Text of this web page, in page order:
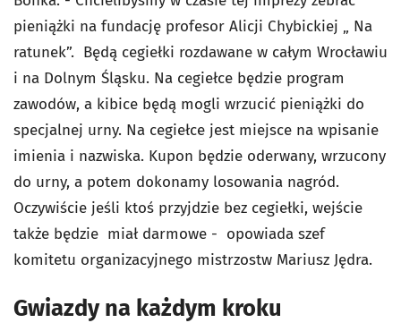
pieniążki na fundację profesor Alicji Chybickiej „ Na
ratunek”. Będą cegiełki rozdawane w całym Wrocławiu
i na Dolnym Śląsku. Na cegiełce będzie program
zawodów, a kibice będą mogli wrzucić pieniążki do
specjalnej urny. Na cegiełce jest miejsce na wpisanie
imienia i nazwiska. Kupon będzie oderwany, wrzucony
do urny, a potem dokonamy losowania nagród.
Oczywiście jeśli ktoś przyjdzie bez cegiełki, wejście
także będzie miał darmowe - opowiada szef
komitetu organizacyjnego mistrzostw Mariusz Jędra.
Gwiazdy na każdym kroku